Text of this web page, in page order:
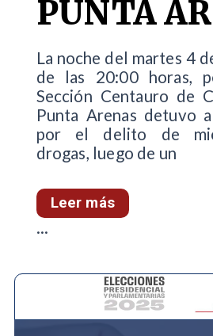
PUNTA
La noche del martes 4
de las 20:00 horas,
Sección Centauro de
Punta Arenas detuvo
por el delito de
drogas, luego de un
Leer más
...